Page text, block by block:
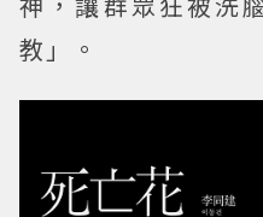
教」。